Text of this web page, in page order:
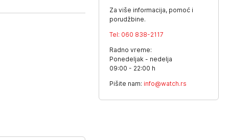
Za više informacija, pomoć i
porudžbine.
Tel: 060 838-2117
Radno vreme:
Ponedeljak - nedelja
09:00 - 22:00 h
Pišite nam: info@watch.rs